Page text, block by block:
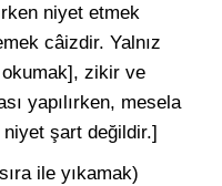
niyet etmek
câizdir. Yalnız
zikir ve
yapılırken, mesela
niyet şart değildir.]
ile yıkamak)